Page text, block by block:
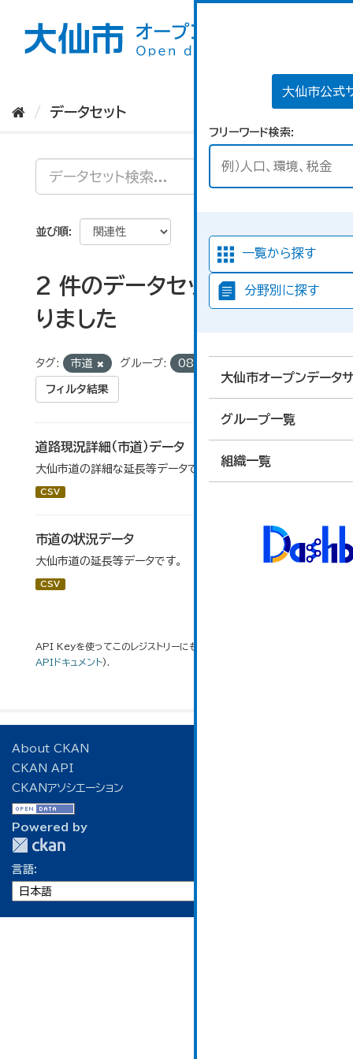
大仙市公式
フリーワード検索
一覧から探す
分野別に探す
大仙市オープンデータ
グループ一覧
組織一覧
データセット
並び順
2 件のデータセットが見つか
りました
タグ: 市道 グループ: 08_住宅・土地・建設
フィルタ結果
道路現況詳細（市道）データ
大仙市道の詳細な延長等データです。
CSV
市道の状況データ
大仙市道の延長等データです。
CSV
API Keyを使ってこのレジストリーにもアクセス可能です
APIドキュメント).
About CKAN
CKAN API
CKANアソシエーション
Powered by
言語